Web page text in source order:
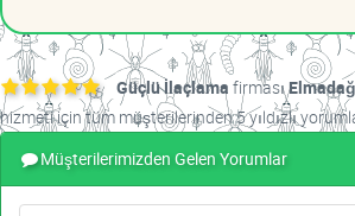
Güçlü İlaçlama firması
hizmeti için tüm müşterilerinden 5 yıldızlı
Müşterilerimizden Gelen Yorumlar